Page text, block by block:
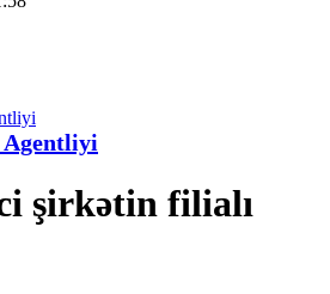
şirkətin filialı